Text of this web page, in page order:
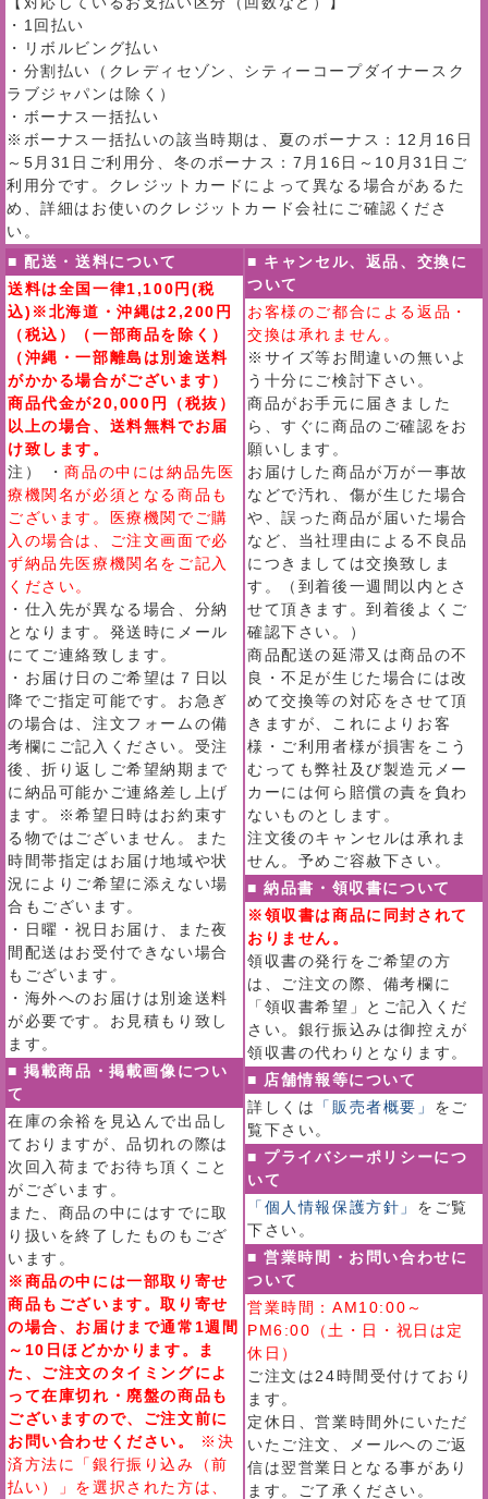
・1回払い
・リボルビング払い
・分割払い（クレディセゾン、シティーコープダイナースク
ラブジャパンは除く）
・ボーナス一括払い
※ボーナス一括払いの該当時期は、夏のボーナス：12月16日
～5月31日ご利用分、冬のボーナス：7月16日～10月31日ご
利用分です。クレジットカードによって異なる場合があるた
め、詳細はお使いのクレジットカード会社にご確認くださ
い。
■ 配送・送料について
送料は全国一律1,100円(税
込)※北海道・沖縄は2,200円
（税込）（一部商品を除く）
（沖縄・一部離島は別途送料
がかかる場合がございます）
商品代金が20,000円（税抜）
以上の場合、送料無料でお届
け致します。
注） ・商品の中には納品先医
療機関名が必須となる商品も
ございます。医療機関でご購
入の場合は、ご注文画面で必
ず納品先医療機関名をご記入
ください。
・仕入先が異なる場合、分納
となります。発送時にメール
にてご連絡致します。
・お届け日のご希望は７日以
降でご指定可能です。お急ぎ
の場合は、注文フォームの備
考欄にご記入ください。受注
後、折り返しご希望納期まで
に納品可能かご連絡差し上げ
ます。※希望日時はお約束す
る物ではございません。また
時間帯指定はお届け地域や状
況によりご希望に添えない場
合もございます。
・日曜・祝日お届け、また夜
間配送はお受付できない場合
もございます。
・海外へのお届けは別途送料
が必要です。お見積もり致し
ます。
■ 掲載商品・掲載画像につい
て
在庫の余裕を見込んで出品し
ておりますが、品切れの際は
次回入荷までお待ち頂くこと
がございます。
また、商品の中にはすでに取
り扱いを終了したものもござ
います。
※商品の中には一部取り寄せ
商品もございます。取り寄せ
の場合、お届けまで通常1週間
～10日ほどかかります。ま
た、ご注文のタイミングによ
って在庫切れ・廃盤の商品も
ございますので、ご注文前に
お問い合わせください。
※決
済方法に「銀行振り込み（前
払い）」を選択された方は、
■ キャンセル、返品、交換に
ついて
お客様のご都合による返品・
交換は承れません。
※サイズ等お間違いの無いよ
う十分にご検討下さい。
商品がお手元に届きました
ら、すぐに商品のご確認をお
願いします。
お届けした商品が万が一事故
などで汚れ、傷が生じた場合
や、誤った商品が届いた場合
など、当社理由による不良品
につきましては交換致しま
す。（到着後一週間以内とさ
せて頂きます。到着後よくご
確認下さい。）
商品配送の延滞又は商品の不
良・不足が生じた場合には改
めて交換等の対応をさせて頂
きますが、これによりお客
様・ご利用者様が損害をこう
むっても弊社及び製造元メー
カーには何ら賠償の責を負わ
ないものとします。
注文後のキャンセルは承れま
せん。予めご容赦下さい。
■ 納品書・領収書について
※領収書は商品に同封されて
おりません。
領収書の発行をご希望の方
は、ご注文の際、備考欄に
「領収書希望」とご記入くだ
さい。銀行振込みは御控えが
領収書の代わりとなります。
■ 店舗情報等について
詳しくは
「販売者概要」 をご
覧下さい。
■ プライバシーポリシーにつ
いて
「個人情報保護方針」 をご覧
下さい。
■ 営業時間・お問い合わせに
ついて
営業時間：AM10:00～
PM6:00（土・日・祝日は定
休日）
ご注文は24時間受付けており
ます。
定休日、営業時間外にいただ
いたご注文、メールへのご返
信は翌営業日となる事があり
ます。ご了承ください。